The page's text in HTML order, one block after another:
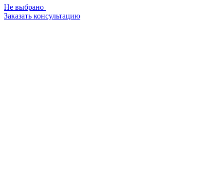
Не выбрано
Заказать консультацию